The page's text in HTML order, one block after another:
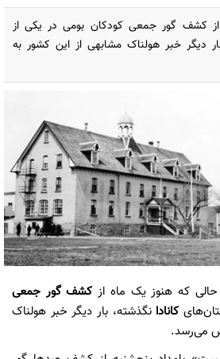
کشف گور جمعی کودکان بومی در یکی از
دیگر خبر هولناک مشابهی از این کشور به
که هنوز یک ماه ازکشف گور جمعی
کانادا نگذشته، بار دیگر خبر هولناک
می‌رسد.